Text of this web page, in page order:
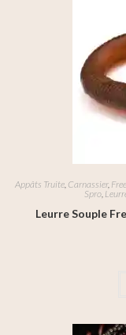
Appâts Truite, Carnassier,
Spro,
Leurre Souple